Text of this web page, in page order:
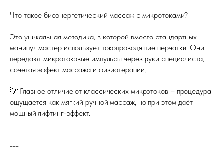
Что такое биоэнергетический массаж с микротоками?
Это уникальная методика, в которой вместо стандартных
манипул мастер использует токопроводящие перчатки. Они
передают микротоковые импульсы через руки специалиста,
сочетая эффект массажа и физиотерапии.
💡 Главное отличие от классических микротоков – процедура
ощущается как мягкий ручной массаж, но при этом даёт
мощный лифтинг-эффект.
---